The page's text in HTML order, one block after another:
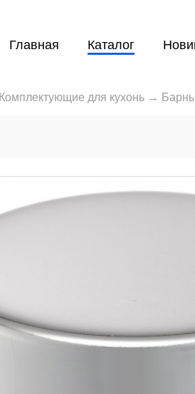
Главная Каталог
Комплектующие для кухонь →